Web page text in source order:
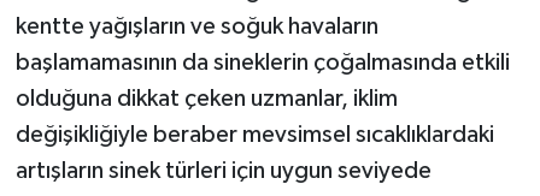
kentte yağışların ve soğuk havaların
başlamamasının da sineklerin çoğalmasında etkili
olduğuna dikkat çeken uzmanlar, iklim
değişikliğiyle beraber mevsimsel sıcaklıklardaki
artışların sinek türleri için uygun seviyede